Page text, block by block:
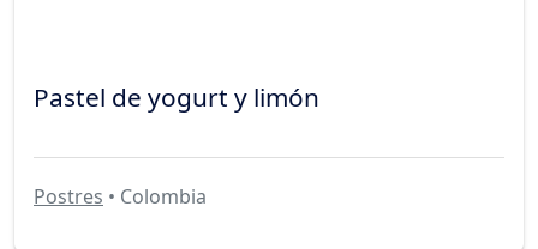
Pastel de yogurt y limón
Postres • Colombia